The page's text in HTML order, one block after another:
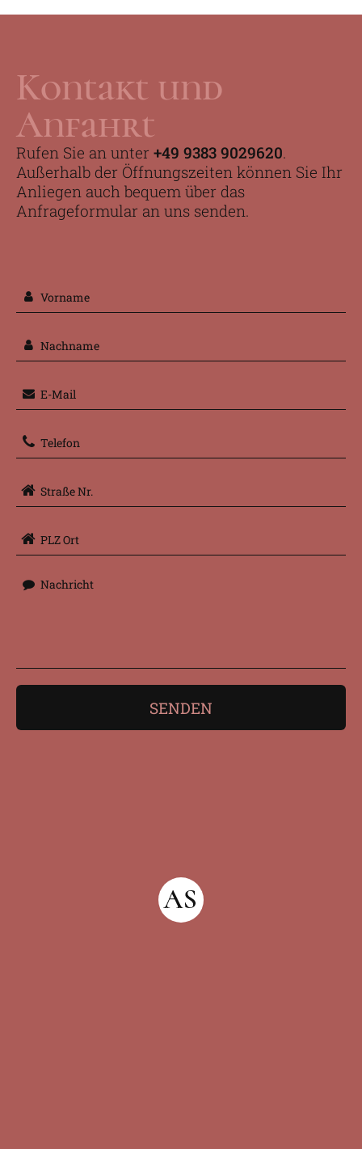
Kontakt und
Anfahrt
Rufen Sie an unter +49 9383 9029620.
Außerhalb der Öffnungszeiten können Sie Ihr
Anliegen auch bequem über das
Anfrageformular an uns senden.